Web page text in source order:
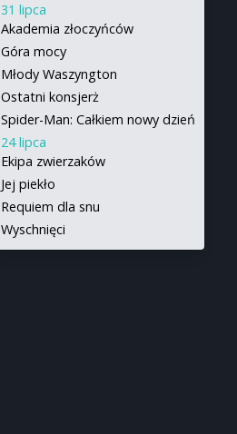
31 lipca
Akademia złoczyńców
Góra mocy
Młody Waszyngton
Ostatni konsjerż
Spider-Man: Całkiem nowy dzień
24 lipca
Ekipa zwierzaków
Jej piekło
Requiem dla snu
Wyschnięci